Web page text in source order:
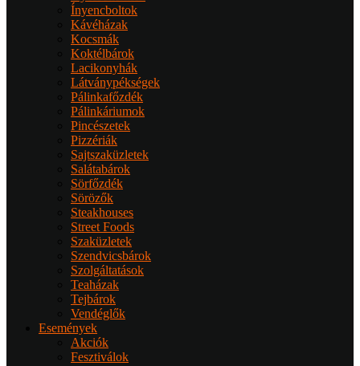
Ínyencboltok
Kávéházak
Kocsmák
Koktélbárok
Lacikonyhák
Látványpékségek
Pálinkafőzdék
Pálinkáriumok
Pincészetek
Pizzériák
Sajtszaküzletek
Salátabárok
Sörfőzdék
Sörözők
Steakhouses
Street Foods
Szaküzletek
Szendvicsbárok
Szolgáltatások
Teaházak
Tejbárok
Vendéglők
Események
Akciók
Fesztiválok